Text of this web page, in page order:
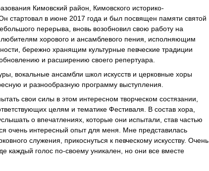
Кимовский район, Кимовского историко-
стартовал в июне 2017 года и был посвящен памяти святой
перерыва, вновь возобновил свою работу на
хорового и ансамблевого пения, исполняющим
бережно хранящим культурные певческие традиции
и расширению своего репертуара.
вокальные ансамбли школ искусств и церковные хоры
и разнообразную программу выступления.
свои силы в этом интересном творческом состязании,
целям и тематике Фестиваля. В состав хора,
о впечатлениях, которые они испытали, став частью
очень интересный опыт для меня. Мне представилась
служения, прикоснуться к певческому искусству. Очень
каждый голос по-своему уникален, но они все вместе